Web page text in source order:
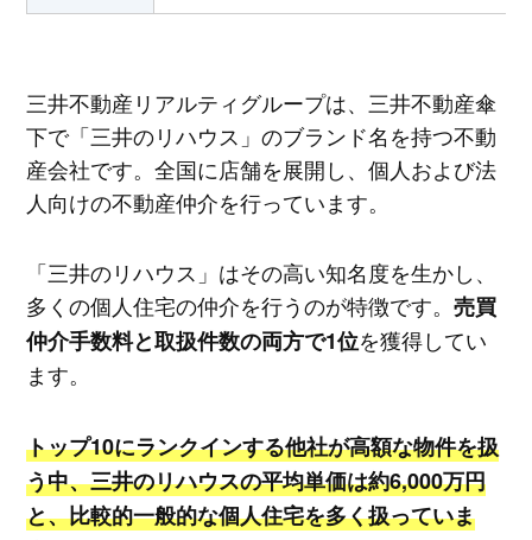
三井不動産リアルティグループは、三井不動産傘
下で「三井のリハウス」のブランド名を持つ不動
産会社です。全国に店舗を展開し、個人および法
人向けの不動産仲介を行っています。
「三井のリハウス」はその高い知名度を生かし、
多くの個人住宅の仲介を行うのが特徴です。 売買
仲介手数料と取扱件数の両方で1位を獲得してい
ます。
トップ10にランクインする他社が高額な物件を扱
う中、三井のリハウスの平均単価は約6,000万円
と、比較的一般的な個人住宅を多く扱っていま